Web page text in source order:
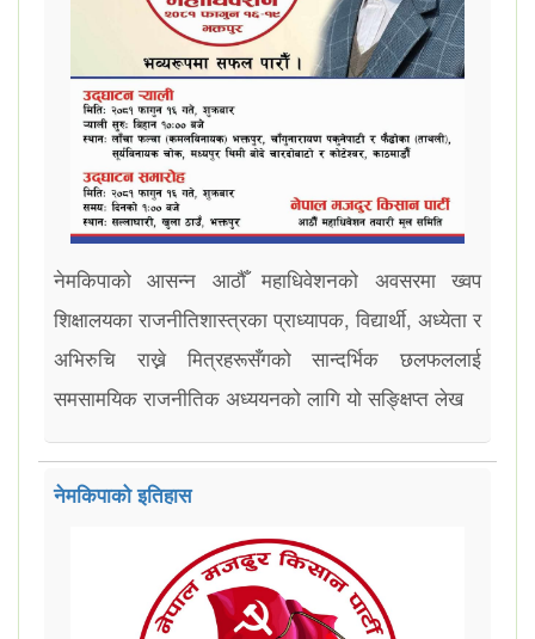
नेमकिपाको आसन्न आठौँ महाधिवेशनको अवसरमा ख्वप
शिक्षालयका राजनीतिशास्त्रका प्राध्यापक, विद्यार्थी, अध्येता र
अभिरुचि राख्ने मित्रहरूसँगको सान्दर्भिक छलफललाई
समसामयिक राजनीतिक अध्ययनको लागि यो सङ्क्षिप्त लेख
नेमकिपाको इतिहास